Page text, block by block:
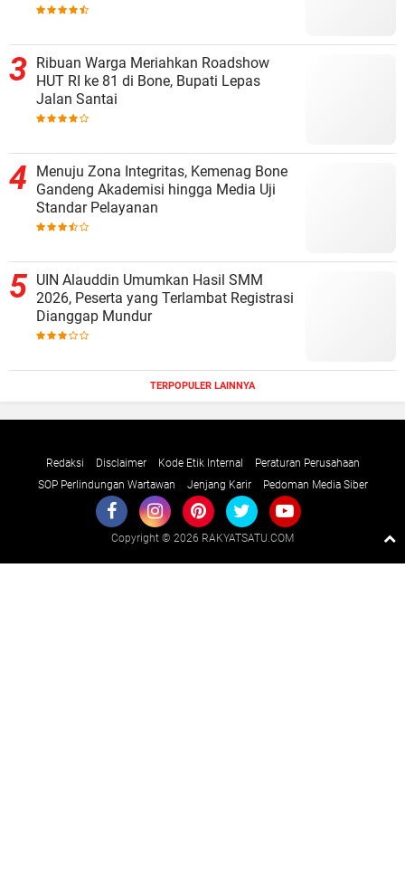
Ribuan Warga Meriahkan Roadshow
HUT RI ke 81 di Bone, Bupati Lepas
Jalan Santai
Menuju Zona Integritas, Kemenag Bone
Gandeng Akademisi hingga Media Uji
Standar Pelayanan
UIN Alauddin Umumkan Hasil SMM
2026, Peserta yang Terlambat Registrasi
Dianggap Mundur
TERPOPULER LAINNYA
Redaksi Disclaimer Kode Etik Internal
Peraturan Perusahaan
SOP Perlindungan Wartawan
Jenjang Karir Pedoman Media Siber
Copyright © 2026 RAKYATSATU.COM
Raushan